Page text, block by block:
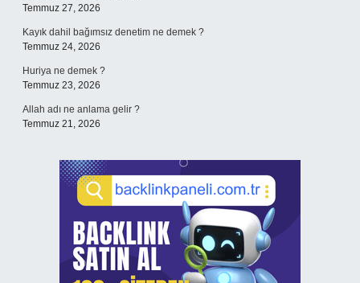
Temmuz 27, 2026
Kayık dahil bağımsız denetim ne demek ?
Temmuz 24, 2026
Huriya ne demek ?
Temmuz 23, 2026
Allah adı ne anlama gelir ?
Temmuz 21, 2026